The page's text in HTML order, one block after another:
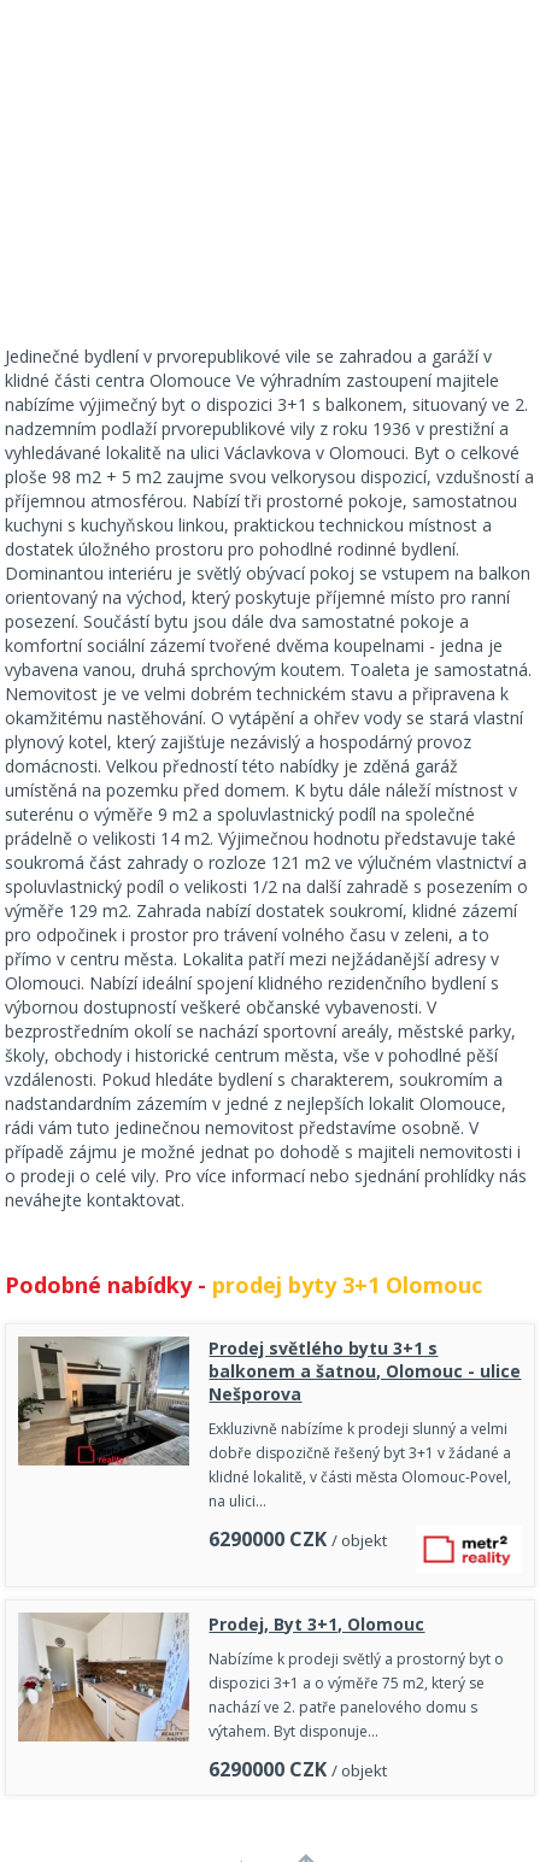
Jedinečné bydlení v prvorepublikové vile se zahradou a garáží v
klidné části centra Olomouce Ve výhradním zastoupení majitele
nabízíme výjimečný byt o dispozici 3+1 s balkonem, situovaný ve 2.
nadzemním podlaží prvorepublikové vily z roku 1936 v prestižní a
vyhledávané lokalitě na ulici Václavkova v Olomouci. Byt o celkové
ploše 98 m2 + 5 m2 zaujme svou velkorysou dispozicí, vzdušností a
příjemnou atmosférou. Nabízí tři prostorné pokoje, samostatnou
kuchyni s kuchyňskou linkou, praktickou technickou místnost a
dostatek úložného prostoru pro pohodlné rodinné bydlení.
Dominantou interiéru je světlý obývací pokoj se vstupem na balkon
orientovaný na východ, který poskytuje příjemné místo pro ranní
posezení. Součástí bytu jsou dále dva samostatné pokoje a
komfortní sociální zázemí tvořené dvěma koupelnami - jedna je
vybavena vanou, druhá sprchovým koutem. Toaleta je samostatná.
Nemovitost je ve velmi dobrém technickém stavu a připravena k
okamžitému nastěhování. O vytápění a ohřev vody se stará vlastní
plynový kotel, který zajišťuje nezávislý a hospodárný provoz
domácnosti. Velkou předností této nabídky je zděná garáž
umístěná na pozemku před domem. K bytu dále náleží místnost v
suterénu o výměře 9 m2 a spoluvlastnický podíl na společné
prádelně o velikosti 14 m2. Výjimečnou hodnotu představuje také
soukromá část zahrady o rozloze 121 m2 ve výlučném vlastnictví a
spoluvlastnický podíl o velikosti 1/2 na další zahradě s posezením o
výměře 129 m2. Zahrada nabízí dostatek soukromí, klidné zázemí
pro odpočinek i prostor pro trávení volného času v zeleni, a to
přímo v centru města. Lokalita patří mezi nejžádanější adresy v
Olomouci. Nabízí ideální spojení klidného rezidenčního bydlení s
výbornou dostupností veškeré občanské vybavenosti. V
bezprostředním okolí se nachází sportovní areály, městské parky,
školy, obchody i historické centrum města, vše v pohodlné pěší
vzdálenosti. Pokud hledáte bydlení s charakterem, soukromím a
nadstandardním zázemím v jedné z nejlepších lokalit Olomouce,
rádi vám tuto jedinečnou nemovitost představíme osobně. V
případě zájmu je možné jednat po dohodě s majiteli nemovitosti i
o prodeji o celé vily. Pro více informací nebo sjednání prohlídky nás
neváhejte kontaktovat.
Podobné nabídky - prodej byty 3+1 Olomouc
Prodej světlého bytu 3+1 s
balkonem a šatnou, Olomouc - ulice
Nešporova
Exkluzivně nabízíme k prodeji slunný a velmi
dobře dispozičně řešený byt 3+1 v žádané a
klidné lokalitě, v části města Olomouc-Povel,
na ulici…
6290000 CZK / objekt
Prodej, Byt 3+1, Olomouc
Nabízíme k prodeji světlý a prostorný byt o
dispozici 3+1 a o výměře 75 m2, který se
nachází ve 2. patře panelového domu s
výtahem. Byt disponuje…
6290000 CZK / objekt